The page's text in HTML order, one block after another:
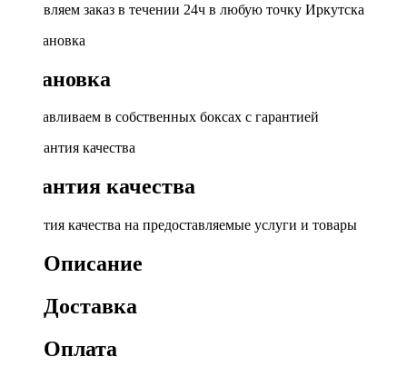
Доставляем заказ в течении 24ч в любую точку Иркутска
Установка
Устанавливаем в собственных боксах с гарантией
Гарантия качества
Гарантия качества на предоставляемые услуги и товары
Описание
Доставка
Оплата